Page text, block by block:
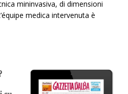
mininvasiva, di dimensioni
medica intervenuta è